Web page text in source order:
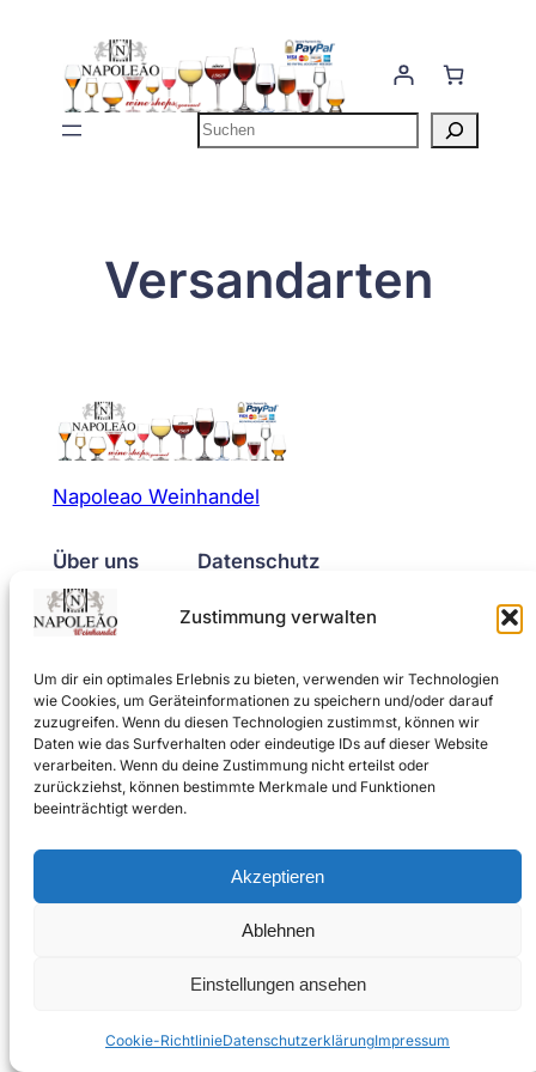
Zustimmung verwalten
Um dir ein optimales Erlebnis zu bieten, verwenden wir Technologien
wie Cookies, um Geräteinformationen zu speichern und/oder darauf
zuzugreifen. Wenn du diesen Technologien zustimmst, können wir
Daten wie das Surfverhalten oder eindeutige IDs auf dieser Website
verarbeiten. Wenn du deine Zustimmung nicht erteilst oder
zurückziehst, können bestimmte Merkmale und Funktionen
beeinträchtigt werden.
Akzeptieren
Ablehnen
Einstellungen ansehen
Cookie-RichtlinieDatenschutzerklärungImpressum
springen
Suchen
Versandarten
Napoleao Weinhandel
Über uns
Impressum
Geschichte
Datenschutz
Allgemeine Geschäftsbedingungen
Social
Facebook
Instagram
Twitter/X
WordPress
Die durchgestrichenen Preise entsprechen dem bisherigen